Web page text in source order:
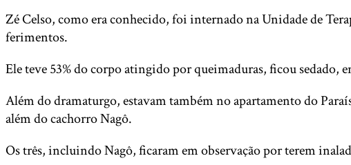
Zé Celso, como era conhecido, foi internado na Unidade de
ferimentos.
Ele teve 53% do corpo atingido por queimaduras, ficou sedado,
Além do dramaturgo, estavam também no apartamento do
além do cachorro Nagô.
Os três, incluindo Nagô, ficaram em observação por terem